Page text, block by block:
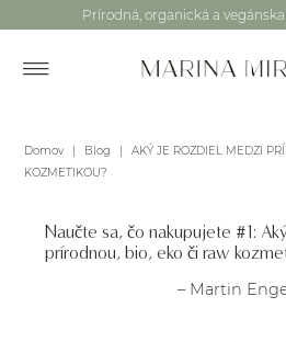
Prírodná, organická a
Domov | Blog |
AKÝ JE ROZDIEL MEDZI
KOZMETIKOU?
Naučte sa, čo nakupujete #1:
prírodnou, bio, eko či raw
– Martin